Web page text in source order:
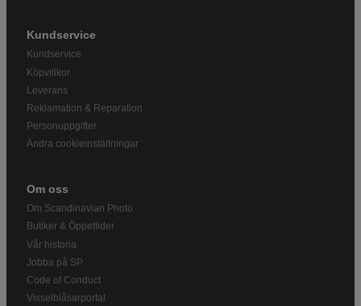
Kundservice
Kundservice
Köpvillkor
Leverans
Reklamation & Reparation
Personuppgifter
Ändra cookieinställningar
Om oss
Om Scandinavian Photo
Butiker & Öppettider
Vår historia
Jobba på SP
Code of Conduct
Visselblåsarportal